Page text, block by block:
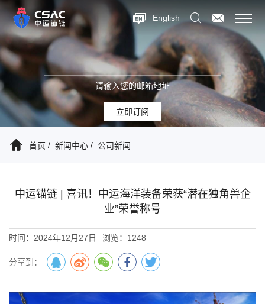
English
立即订阅
首页 新闻中心 公司新闻
中运锚链 | 喜讯！中运海洋装备荣获“潜在独角兽企
业”荣誉称号
时间：2024年12月27日 浏览：1248
分享到：